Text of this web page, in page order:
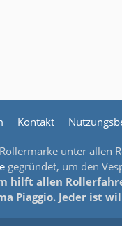
Kontakt
unter allen
gegründet, um den
hilft allen
Piaggio. Jeder ist